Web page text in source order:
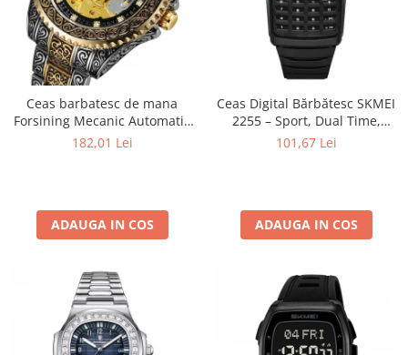
Ceas barbatesc de mana
Forsining Mecanic Automatic
Skeleton Analog Argintiu
182,01 Lei
ADAUGA IN COS
Ceas Digital Bărbătesc SKMEI
2255 – Sport, Dual Time,
Cronometru, Agenda
101,67 Lei
ADAUGA IN COS